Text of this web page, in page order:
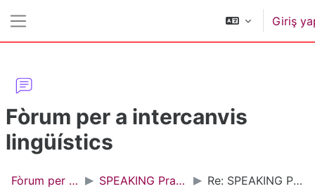
Giriş
Fòrum per a intercanvis
lingüístics
Fòrum per a intercanvis lingüístics SPEAKING Practice: English / Spanish or Catalan Re: SPEAKING Practice: English / Spanish or Catalan